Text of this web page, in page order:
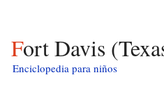
Fort Davis
Enciclopedia para niños